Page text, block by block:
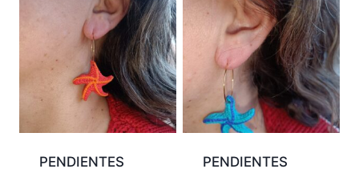
PENDIENTES
PENDIENTES